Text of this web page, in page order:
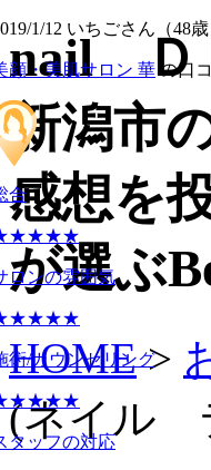
nail Ｄ
新潟市
感想を
が選ぶ
HOME>
(ネイル
1/12 いちごさん（48歳
顔・美肌サロン 華 の口
合
ロンの雰囲気
術/カウンセリング
タッフの対応